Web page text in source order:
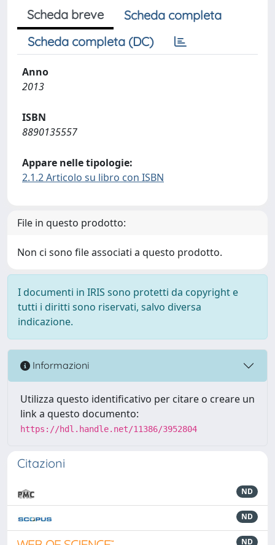
Scheda breve
Scheda completa
Scheda completa (DC)
Anno
2013
ISBN
8890135557
Appare nelle tipologie:
2.1.2 Articolo su libro con ISBN
File in questo prodotto:
Non ci sono file associati a questo prodotto.
I documenti in IRIS sono protetti da copyright e
tutti i diritti sono riservati, salvo diversa
indicazione.
Informazioni
Utilizza questo identificativo per citare o creare un
link a questo documento:
https://hdl.handle.net/11386/3952804
Citazioni
ND
ND
ND